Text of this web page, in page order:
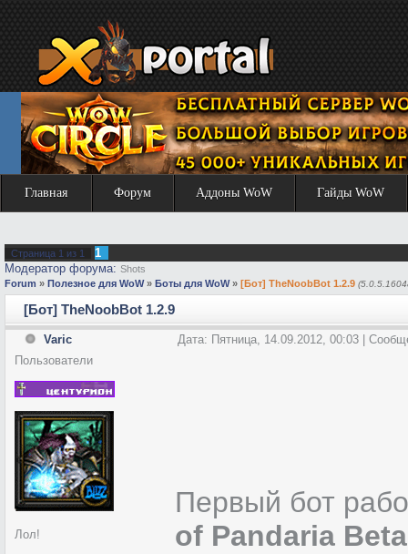
Главная Форум Аддоны WoW Гайды WoW
Страница 1 из 1
1
Модератор форума: Shots
Forum » Полезное для WoW » Боты для WoW » [Бот] TheNoobBot 1.2.9
[Бот] TheNoobBot 1.2.9
Varic
Дата: Пятница, 14.09.2012, 00:03 |
Пользователи
Лол!
Первый бот
of Pandaria Beta